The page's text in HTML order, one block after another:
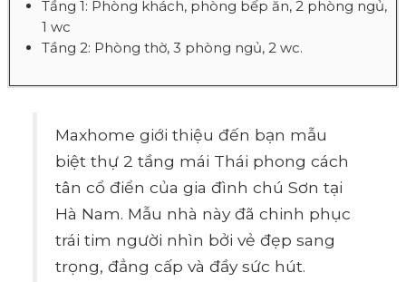
Tầng 1: Phòng khách, phòng bếp ăn, 2 phòng ngủ,
1 wc
Tầng 2: Phòng thờ, 3 phòng ngủ, 2 wc.
Maxhome giới thiệu đến bạn mẫu
biệt thự 2 tầng mái Thái phong cách
tân cổ điển của gia đình chú Sơn tại
Hà Nam. Mẫu nhà này đã chinh phục
trái tim người nhìn bởi vẻ đẹp sang
trọng, đẳng cấp và đầy sức hút.